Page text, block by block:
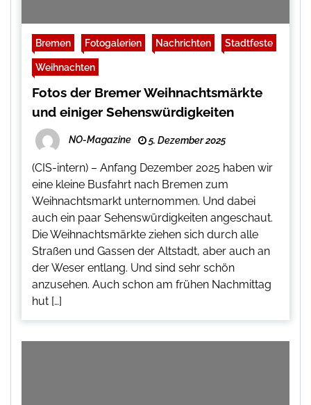
Bremen Fotogalerien Nachrichten Stadtfeste
Weihnachten
Fotos der Bremer Weihnachtsmärkte
und einiger Sehenswürdigkeiten
NO-Magazine 5. Dezember 2025
(CIS-intern) – Anfang Dezember 2025 haben wir
eine kleine Busfahrt nach Bremen zum
Weihnachtsmarkt unternommen. Und dabei
auch ein paar Sehenswürdigkeiten angeschaut.
Die Weihnachtsmärkte ziehen sich durch alle
Straßen und Gassen der Altstadt, aber auch an
der Weser entlang. Und sind sehr schön
anzusehen. Auch schon am frühen Nachmittag
hut […]